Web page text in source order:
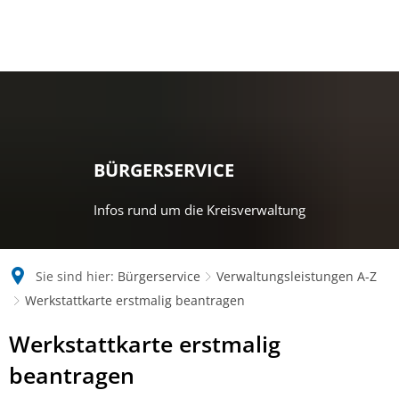
BÜRGERSERVICE
Infos rund um die Kreisverwaltung
Sie sind hier: Bürgerservice
Verwaltungsleistungen A-Z
Werkstattkarte erstmalig beantragen
Werkstattkarte erstmalig
beantragen